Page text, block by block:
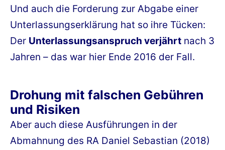
Und auch die Forderung zur Abgabe einer
Unterlassungserklärung hat so ihre Tücken:
Der Unterlassungsanspruch verjährt nach 3
Jahren – das war hier Ende 2016 der Fall.
Drohung mit falschen Gebühren
und Risiken
Aber auch diese Ausführungen in der
Abmahnung des RA Daniel Sebastian (2018)